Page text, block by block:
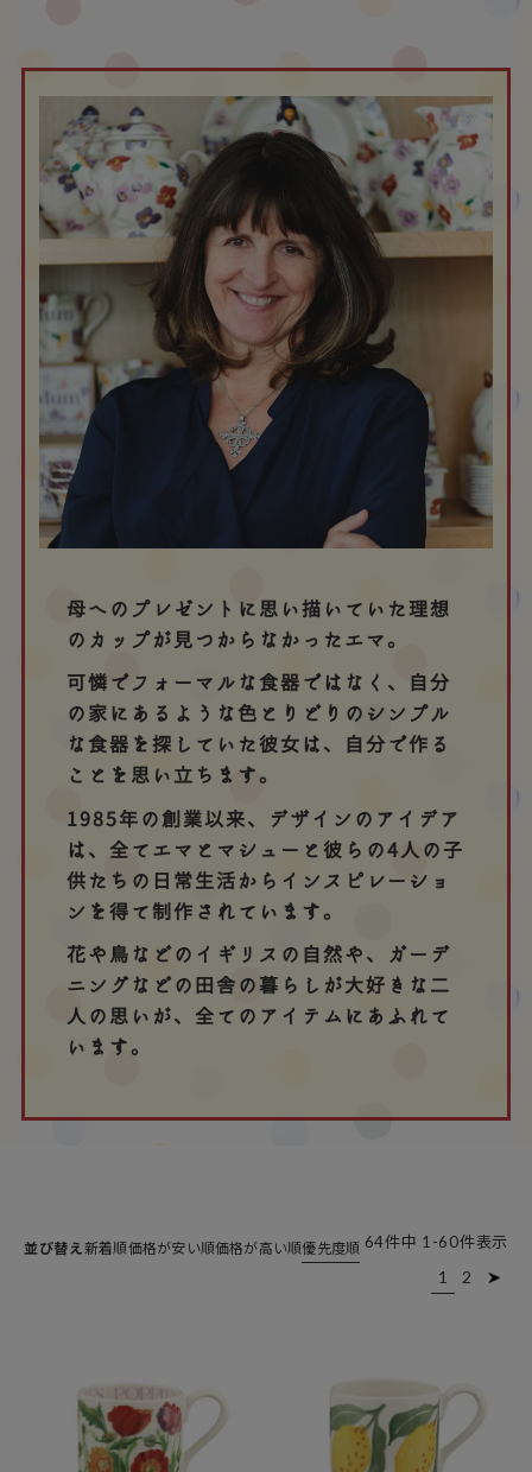
母へのプレゼントに思い描いていた理想
のカップが見つからなかったエマ。
可憐でフォーマルな食器ではなく、自分
の家にあるような色とりどりのシンプル
な食器を探していた彼女は、自分で作る
ことを思い立ちます。
1985年の創業以来、デザインのアイデア
は、全てエマとマシューと彼らの4人の子
供たちの日常生活からインスピレーショ
ンを得て制作されています。
花や鳥などのイギリスの自然や、ガーデ
ニングなどの田舎の暮らしが大好きな二
人の思いが、全てのアイテムにあふれて
います。
並び替え 新着順価格が安い順価格が高い順優先度順 64件中 1 -60件表示
1 2